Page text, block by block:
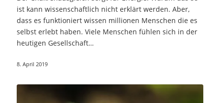
ist kann wissenschaftlich nicht erklärt werden. Aber,
dass es funktioniert wissen millionen Menschen die es
selbst erlebt haben. Viele Menschen fühlen sich in der
heutigen Gesellschaft…
8. April 2019